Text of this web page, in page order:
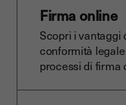
Firma online
Scopri i vantaggi
conformità
processi di firma